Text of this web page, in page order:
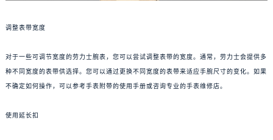
调整表带宽度
对于一些可调节宽度的劳力士腕表，您可以尝试调整表带的宽度。通常，劳力士会提供多
种不同宽度的表带供选择。您可以通过更换不同宽度的表带来适应手腕尺寸的变化。如果
不确定如何操作，可以参考手表附带的使用手册或咨询专业的手表维修店。
使用延长扣